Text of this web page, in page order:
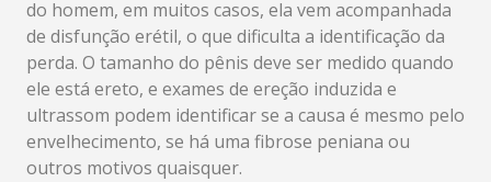
do homem, em muitos casos, ela vem acompanhada
de disfunção erétil, o que dificulta a identificação da
perda. O tamanho do pênis deve ser medido quando
ele está ereto, e exames de ereção induzida e
ultrassom podem identificar se a causa é mesmo pelo
envelhecimento, se há uma fibrose peniana ou
outros motivos quaisquer.